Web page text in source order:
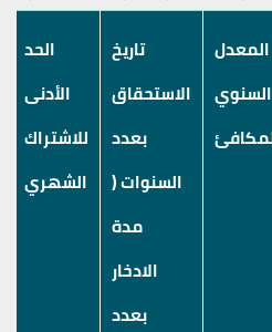
المعدل
السنوي
تاريخ
الاستحقاق
بعدد
السنوات (
مدة
الادخار
بعدد
الحد
الأدنى
للاشتراك
الشهري